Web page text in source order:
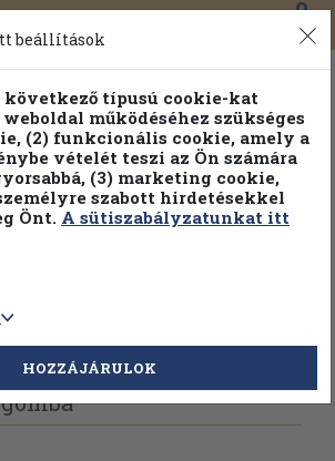
0
mint 1.000.000 kiadványunk közül
100% kedvezménnyel!
oldalra Válasszon példányt
beállítások
következő típusú cookie-kat
működéséhez szükséges
(2) funkcionális cookie, amely a
vételét teszi az Ön számára
(3) marketing cookie,
szabott hirdetésekkel
Önt. A sütiszabályzatunkat itt
HOZZÁJÁRULOK